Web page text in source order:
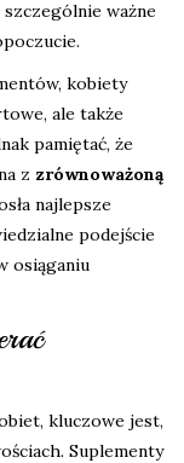
ważne
kobiety
ale także
pamiętać, że
z zrównoważoną
najlepsze
podejście
osiąganiu
kluczowe jest,
Suplementy